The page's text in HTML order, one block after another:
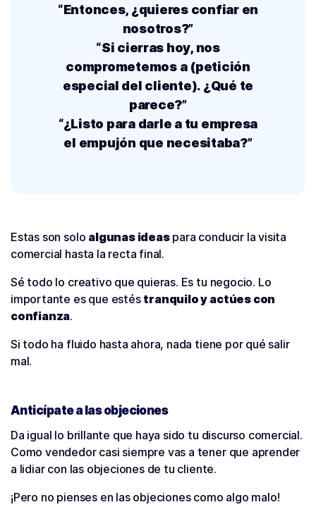
“Entonces, ¿quieres confiar en
nosotros?”
“Si cierras hoy, nos
comprometemos a (petición
especial del cliente). ¿Qué te
parece?”
“¿Listo para darle a tu empresa
el empujón que necesitaba?”
Estas son solo algunas ideaspara conducir la visita
comercial hasta la recta final.
Sé todo lo creativo que quieras. Es tu negocio. Lo
importante es que estés tranquilo y actúes con
confianza.
Si todo ha fluido hasta ahora, nada tiene por qué salir
mal.
Anticípate a las objeciones
Da igual lo brillante que haya sido tu discurso comercial.
Como vendedor casi siempre vas a tener que aprender
a lidiar con las objeciones de tu cliente.
¡Pero no pienses en las objeciones como algo malo!